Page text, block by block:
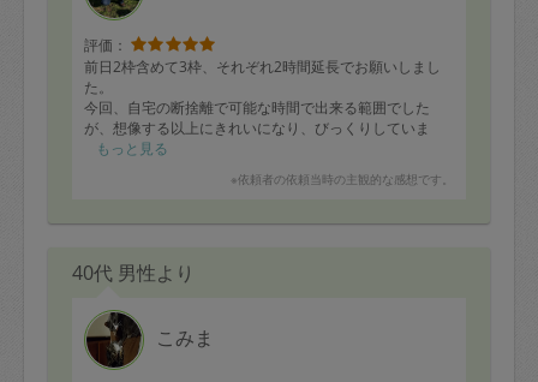
評価：
前日2枠含めて3枠、それぞれ2時間延長でお願いしまし
た。
今回、自宅の断捨離で可能な時間で出来る範囲でした
が、想像する以上にきれいになり、びっくりしていま
す。
がけずマットなどが収納できるようになり、大満足して
こちらが体調がすぐれないことも気にしていただき、大
お人柄は気さくでお話しやすく、初めてお会いする方と
どやってませんがw
また、体調と相談しながらお願いできればと思います。
もっと見る
※依頼者の依頼当時の主観的な感想です。
40代 男性より
こみま